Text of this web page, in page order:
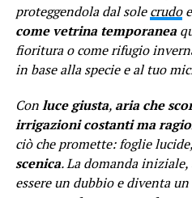
proteggendola dal solecrudo
come vetrina temporanea
fioritura o come rifugio
in base alla specie e al tuo
Conluce giusta, aria che
irrigazioni costanti ma
ciò che promette: foglie
scenica. La domanda
essere un dubbio e diventa